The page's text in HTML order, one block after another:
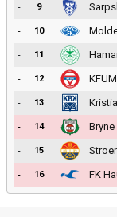
-
9
-
10
-
11
-
12 KFUM
-
13
-
14 Bryne
-
15
-
16 FK